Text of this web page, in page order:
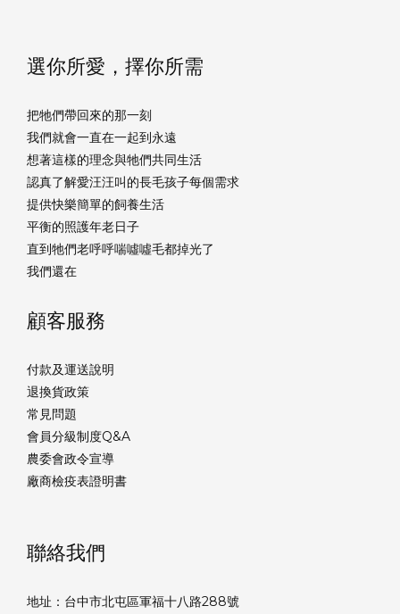
選你所愛，擇你所需
把牠們帶回來的那一刻
我們就會一直在一起到永遠
想著這樣的理念與牠們共同生活
認真了解愛汪汪叫的長毛孩子每個需求
提供快樂簡單的飼養生活
平衡的照護年老日子
直到牠們老呼呼喘噓噓毛都掉光了
我們還在
顧客服務
付款及運送說明
退換貨政策
常見問題
會員分級制度Q&A
農委會政令宣導
廠商檢疫表證明書
聯絡我們
地址：台中市北屯區軍福十八路288號